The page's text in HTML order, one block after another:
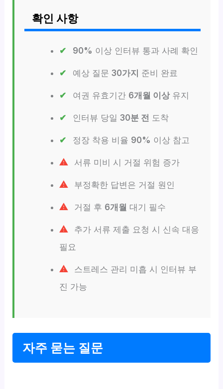
확인 사항
90% 이상 인터뷰 통과 사례 확인
예상 질문 30가지 준비 완료
여권 유효기간 6개월 이상유지
인터뷰 당일 30분 전 도착
정장 착용 비율 90% 이상 참고
서류 미비 시 거절 위험 증가
부정확한 답변은 거절 원인
거절 후 6개월 대기 필수
추가 서류 제출 요청 시 신속 대응
필요
스트레스 관리 미흡 시 인터뷰 부
진 가능
자주 묻는 질문